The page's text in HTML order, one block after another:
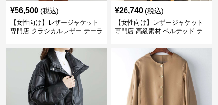
¥56,500 (税込)
【女性向け】レザージャケット
専門店 クラシカルレザー テーラ
¥26,740 (税込)
【女性向け】レザージャケット
専門店 高級素材 ベルテッド テ